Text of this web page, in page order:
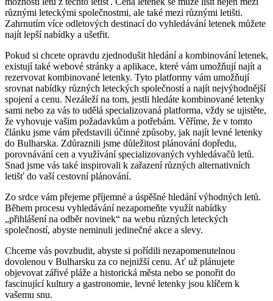
různými leteckými společnostmi, ale také mezi různými letišti.
Zahrnutím více odletových destinací do vyhledávání letenek můžete
najít lepší nabídky a ušetřit.
Pokud si chcete opravdu zjednodušit hledání a kombinování letenek,
existují také webové stránky a aplikace, které vám umožňují najít a
rezervovat kombinované letenky. Tyto platformy vám umožňují
srovnat nabídky různých leteckých společností a najít nejvýhodnější
spojení a cenu. Nezáleží na tom, jestli hledáte kombinované letenky
sami nebo za vás to udělá specializovaná platforma, vždy se ujistěte,
že vyhovuje vašim požadavkům a potřebám. Věříme, že v tomto
článku jsme vám představili účinné způsoby, jak najít levné letenky
do Bulharska. Zdůraznili jsme důležitost plánování dopředu,
porovnávání cen a využívání specializovaných vyhledávačů letů.
Snad jsme vás také inspirovali k zařazení různých alternativních
letišť do vaší cestovní plánování.
Zo srdce vám přejeme příjemné a úspěšné hledání výhodných letů.
Během procesu vyhledávání nezapomeňte využít nabídky
„přihlášení na odběr novinek“ na webu různých leteckých
společností, abyste neminuli jedinečné akce a slevy.
Chceme vás povzbudit, abyste si pořídili nezapomenutelnou
dovolenou v Bulharsku za co nejnižší cenu. Ať už plánujete
objevovat zářivé pláže a historická města nebo se ponořit do
fascinující kultury a gastronomie, levné letenky jsou klíčem k
vašemu snu.